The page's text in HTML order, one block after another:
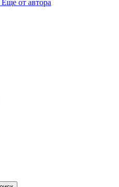
Еще от автора